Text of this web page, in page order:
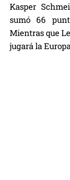
Kasper
sumó 66
Mientras que
jugará la